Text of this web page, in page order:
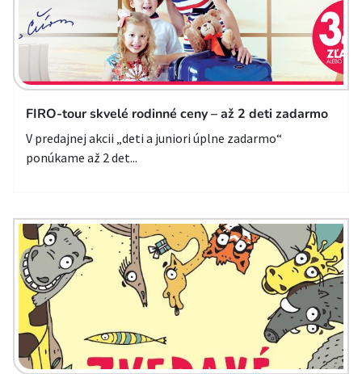
FIRO-tour skvelé rodinné ceny – až 2 deti zadarmo
V predajnej akcii „deti a juniori úplne zadarmo“
ponúkame až 2 det...